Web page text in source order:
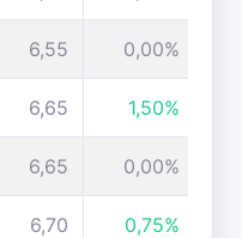
6,55 0,00%
6,65 1,50%
6,65 0,00%
6,70 0,75%